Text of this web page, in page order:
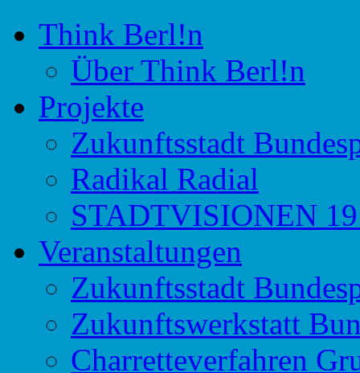
Think Berl!n
Initiative für Stadtdiskurs
Think Berl!n
Über Think Berl!n
Projekte
Zukunftsstadt
Radikal Radial
STADTVISIONEN
Veranstaltungen
Zukunftsstadt
Zukunftswerkstatt
Charretteverfahren